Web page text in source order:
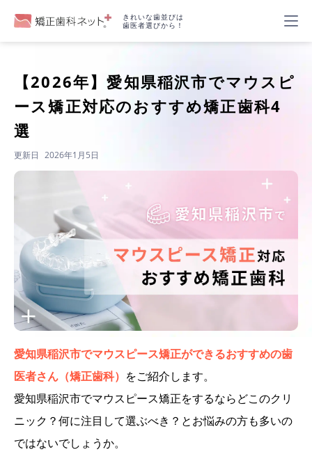
きれいな歯並びは
歯医者選びから！
【2026年】愛知県稲沢市でマウスピ
ース矯正対応のおすすめ矯正歯科4
選
更新日 2026年1月5日
愛知県稲沢市でマウスピース矯正ができるおすすめの歯
医者さん（矯正歯科） をご紹介します。
愛知県稲沢市でマウスピース矯正をするならどこのクリ
ニック？何に注目して選ぶべき？とお悩みの方も多いの
ではないでしょうか。